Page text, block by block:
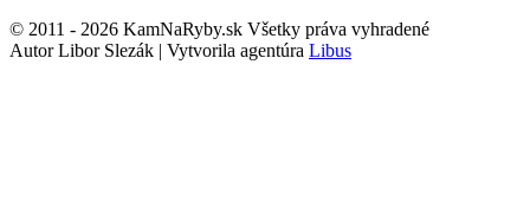
© 2011 - 2026 KamNaRyby.sk Všetky práva vyhradené
Autor Libor Slezák | Vytvorila agentúra Libus